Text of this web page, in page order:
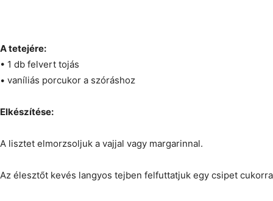
A tetejére:
• 1 db felvert tojás
• vaníliás porcukor a szóráshoz
Elkészítése:
A lisztet elmorzsoljuk a vajjal vagy margarinnal.
Az élesztőt kevés langyos tejben felfuttatjuk egy csipet